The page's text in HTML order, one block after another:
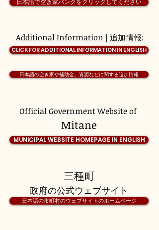
Mitane
MUNICIPAL WEBSITE HOMEPAGE IN ENGLISH
Official Government Website of
CLICK FOR ADDITIONAL INFORMATION IN ENGLISH
Additional Information | 追加情報:
日本語で空き家バンクをクリックしてください
日本語の空き家や補助金、資源などに関する追加情報
三種町
日本語の市町村のウェブサイトのホームページ
政府の公式ウェブサイト